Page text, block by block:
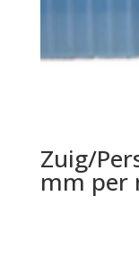
Zuig/
mm per